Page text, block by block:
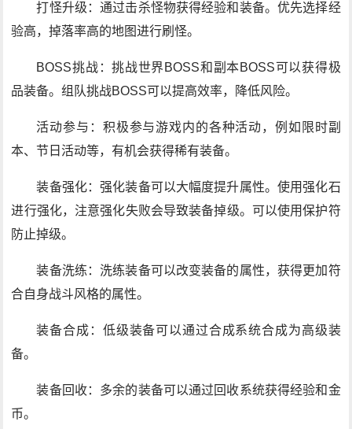
打怪升级：通过击杀怪物获得经验和装备。优先选择经
验高，掉落率高的地图进行刷怪。
BOSS挑战：挑战世界BOSS和副本BOSS可以获得极
品装备。组队挑战BOSS可以提高效率，降低风险。
活动参与：积极参与游戏内的各种活动，例如限时副
本、节日活动等，有机会获得稀有装备。
装备强化：强化装备可以大幅度提升属性。使用强化石
进行强化，注意强化失败会导致装备掉级。可以使用保护符
防止掉级。
装备洗练：洗练装备可以改变装备的属性，获得更加符
合自身战斗风格的属性。
装备合成：低级装备可以通过合成系统合成为高级装
备。
装备回收：多余的装备可以通过回收系统获得经验和金
币。